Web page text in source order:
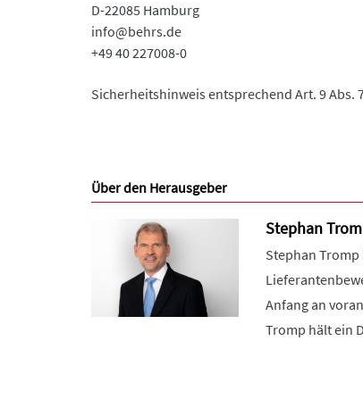
D-22085 Hamburg
info@behrs.de
+49 40 227008-0
Sicherheitshinweis entsprechend Art. 9 Abs.
Über den Herausgeber
Stephan
Stephan Tromp
Anfang an
Tromp hält ein